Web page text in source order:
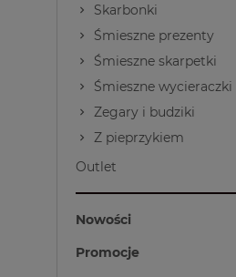
Skarbonki
Śmieszne prezenty
Śmieszne skarpetki
Śmieszne wycieraczki
Zegary i budziki
Z pieprzykiem
Outlet
Nowości
Promocje